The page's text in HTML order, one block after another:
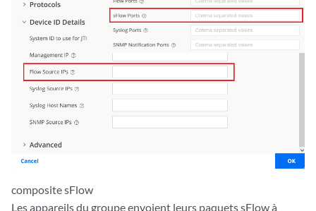
composite sFlow
Les appareils du groupe envoient leurs paquets sFlow à